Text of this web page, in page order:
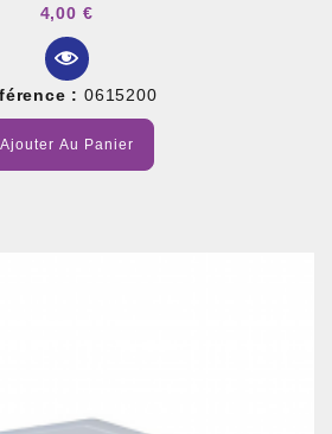
4,00 €
: 0615200
Ajouter Au Panier